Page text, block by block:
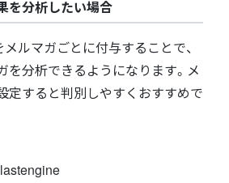
を分析したい場合
メルマガごとに付与することで、
を分析できるようになります。メ
定すると判別しやすくおすすめで